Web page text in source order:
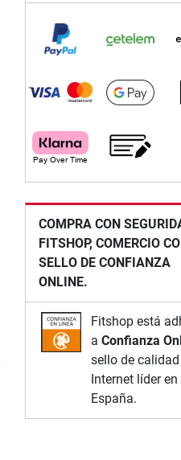
COMPRA CON
FITSHOP, COMERCIO
SELLO DE CONFIANZA
ONLINE.
Fitshop está
a Confianza
sello de calidad
Internet líder en
España.